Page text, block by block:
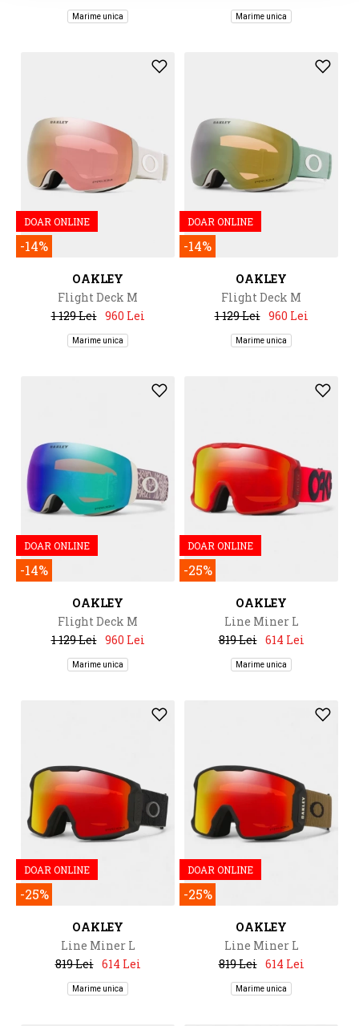
Marime unica Marime unica
DOAR ONLINE
-14%
OAKLEY
Flight Deck M
1 129 Lei 960 Lei
Marime unica
DOAR ONLINE
-14%
OAKLEY
Flight Deck M
1 129 Lei 960 Lei
Marime unica
DOAR ONLINE
-14%
OAKLEY
Flight Deck M
1 129 Lei 960 Lei
Marime unica
DOAR ONLINE
-25%
OAKLEY
Line Miner L
819 Lei 614 Lei
Marime unica
DOAR ONLINE
-25%
OAKLEY
Line Miner L
819 Lei 614 Lei
Marime unica
DOAR ONLINE
-25%
OAKLEY
Line Miner L
819 Lei 614 Lei
Marime unica